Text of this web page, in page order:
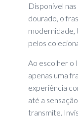
Disponível
dourado, o
modernidade,
pelos
Ao escolher o
apenas uma
experiência
até a
transmite.